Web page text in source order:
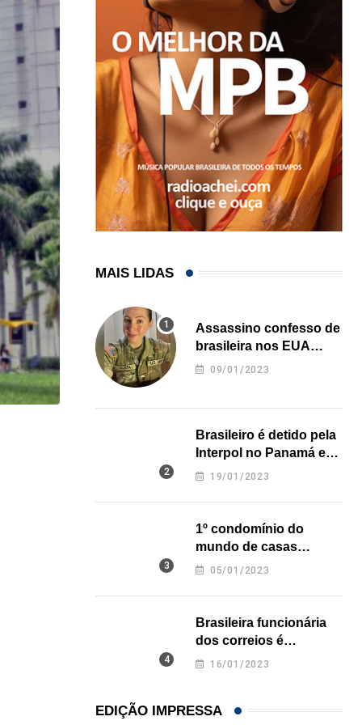
Açaí é reconhecido oficialmente como fruto
MAIS LIDAS
Assassino confesso de
brasileira nos EUA
revela onde deixou o
09/01/2023
Brasileiro é detido pela
Interpol no Panamá e
pode pegar prisão
19/01/2023
1º condomínio do
mundo de casas
impressas em 3D é
05/01/2023
Brasileira funcionária
dos correios é
assassinada a facadas
16/01/2023
EDIÇÃO IMPRESSA